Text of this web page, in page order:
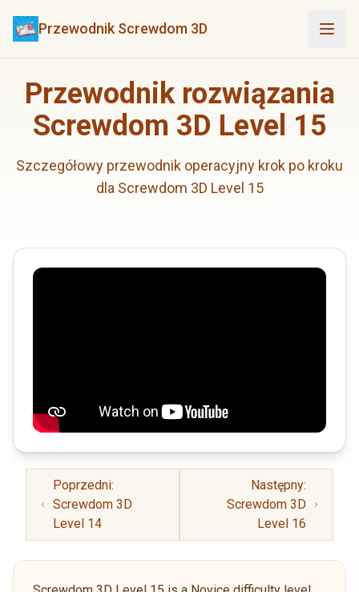
Przewodnik Screwdom 3D
Przewodnik rozwiązania
Screwdom 3D Level 15
Szczegółowy przewodnik operacyjny krok po kroku
dla Screwdom 3D Level 15
Poprzedni:
Screwdom 3D
Level 14
Następny:
Screwdom 3D
Level 16